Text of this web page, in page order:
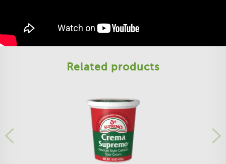
Related products